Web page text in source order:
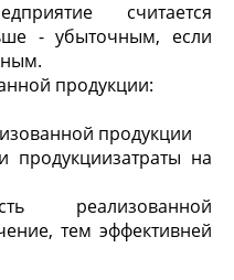
считается
- убыточным, если
продукции:
продукции
продукциизатраты на
реализованной
тем эффективней